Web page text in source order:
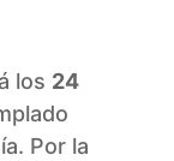
los 24
Por la